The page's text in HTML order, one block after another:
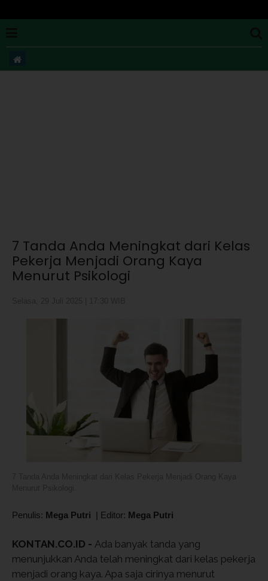
7 Tanda Anda Meningkat dari Kelas
Pekerja Menjadi Orang Kaya
Menurut Psikologi
Penulis: Mega Putri | Editor: Mega Putri
KONTAN.CO.ID - Ada banyak tanda yang
menunjukkan Anda telah meningkat dari kelas pekerja
menjadi orang kaya. Apa saja cirinya menurut